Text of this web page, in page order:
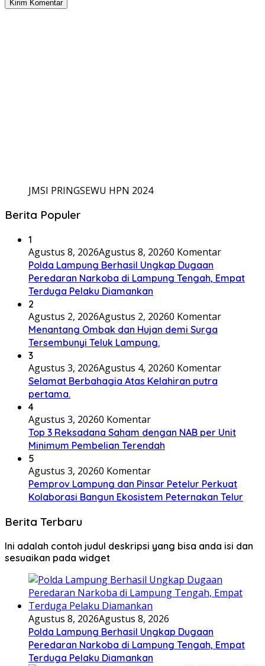
JMSI PRINGSEWU HPN 2024
Berita Populer
1
Agustus 8, 2026Agustus 8, 20260 Komentar
Polda Lampung Berhasil Ungkap Dugaan
Peredaran Narkoba di Lampung Tengah, Empat
Terduga Pelaku Diamankan
2
Agustus 2, 2026Agustus 2, 20260 Komentar
Menantang Ombak dan Hujan demi Surga
Tersembunyi Teluk Lampung.
3
Agustus 3, 2026Agustus 4, 20260 Komentar
Selamat Berbahagia Atas Kelahiran putra
pertama.
4
Agustus 3, 20260 Komentar
Top 3 Reksadana Saham dengan NAB per Unit
Minimum Pembelian Terendah
5
Agustus 3, 20260 Komentar
Pemprov Lampung dan Pinsar Petelur Perkuat
Kolaborasi Bangun Ekosistem Peternakan Telur
Berita Terbaru
Ini adalah contoh judul deskripsi yang bisa anda isi dan
sesuaikan pada widget
Agustus 8, 2026Agustus 8, 2026
Polda Lampung Berhasil Ungkap Dugaan
Peredaran Narkoba di Lampung Tengah, Empat
Terduga Pelaku Diamankan